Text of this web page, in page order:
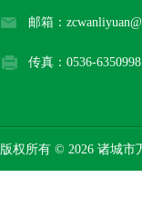
邮箱：
传真：0536-6350998
版权所有 © 2026 诸城市